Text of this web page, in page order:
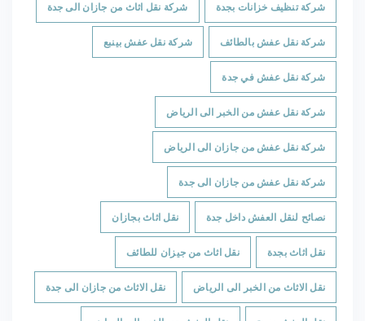
شركة تنظيف خزانات بجدة شركة نقل اثاث من جازان الى جدة
شركة نقل عفش بالطائف شركة نقل عفش بينبع
شركة نقل عفش في جدة
شركة نقل عفش من الخبر الى الرياض
شركة نقل عفش من جازان الى الرياض
شركة نقل عفش من جازان الى جدة
نصائح لنقل العفش داخل جدة نقل اثاث بجازان
نقل اثاث بجدة نقل اثاث من جيزان للطائف
نقل الاثاث من الخبر الى الرياض نقل الاثاث من جازان الى جدة